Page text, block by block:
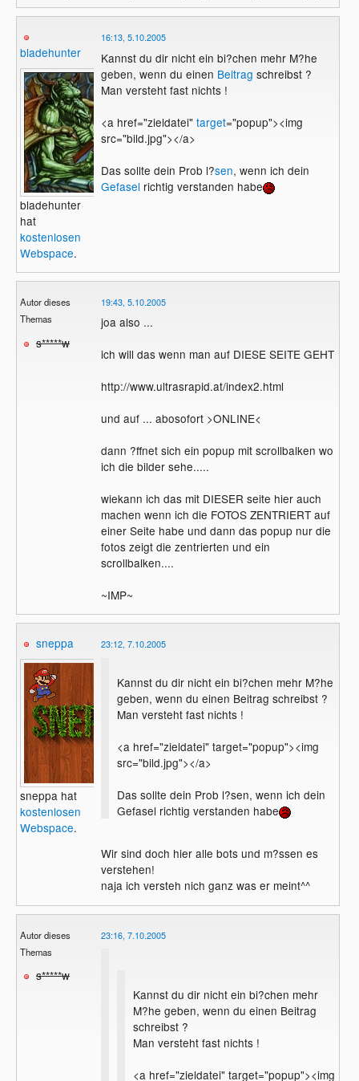
bladehunter
bladehunter
hat
kostenlosen
Webspace.
16:13, 5.10.2005
Kannst du dir nicht ein bi?chen mehr M?he
geben, wenn du einen Beitrag schreibst ?
Man versteht fast nichts !
<a href="zieldatei" target="popup"><img
src="bild.jpg"></a>
Das sollte dein Prob l?sen, wenn ich dein
Gefasel richtig verstanden habe
Autor dieses
Themas
s*****w
19:43, 5.10.2005
joa also ...
ich will das wenn man auf DIESE SEITE GEHT
http://www.ultrasrapid.at/index2.html
und auf ... abosofort >ONLINE<
dann ?ffnet sich ein popup mit scrollbalken wo
ich die bilder sehe.....
wiekann ich das mit DIESER seite hier auch
machen wenn ich die FOTOS ZENTRIERT auf
einer Seite habe und dann das popup nur die
fotos zeigt die zentrierten und ein
scrollbalken....
~IMP~
sneppa
sneppa hat
kostenlosen
Webspace.
23:12, 7.10.2005
Kannst du dir nicht ein bi?chen mehr M?he
geben, wenn du einen Beitrag schreibst ?
Man versteht fast nichts !
<a href="zieldatei" target="popup"><img
src="bild.jpg"></a>
Das sollte dein Prob l?sen, wenn ich dein
Gefasel richtig verstanden habe
Wir sind doch hier alle bots und m?ssen es
verstehen!
naja ich versteh nich ganz was er meint^^
Autor dieses
Themas
s*****w
23:16, 7.10.2005
Kannst du dir nicht ein bi?chen mehr
M?he geben, wenn du einen Beitrag
schreibst ?
Man versteht fast nichts !
<a href="zieldatei" target="popup"><img